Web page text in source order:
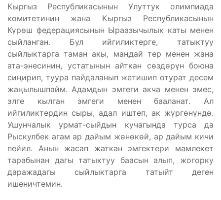
Кыргыз Республикасынын Улуттук олимпиада
комитетинин жана Кыргыз Республикасынын
Күрөш федерациясынын Ыраазычылык каты менен
сыйланган. Бул ийгиликтерге, татыктуу
сыйлыктарга таман акы, маңдай тер менен жана
ата-энесинин, устатынын айткан сөздөрүн боюна
сиңирип, туура пайдаланып жетишип отурат десем
жаңылышпайм. Адамдын эмгеги акча менен эмес,
элге кылган эмгеги менен бааланат. Ал
ийгиликтердин сыры, адал иштеп, ак жүргөнүндө.
Ушунчалык урмат-сыйдын кучагында турса да
Рыскулбек агам ар дайым жөнөкөй, ар дайым кичи
пейил. Анын жасап жаткан эмгектери мамлекет
тарабынан дагы татыктуу баасын алып, жогорку
даражадагы сыйлыктарга татыйт деген
ишеничтемин.